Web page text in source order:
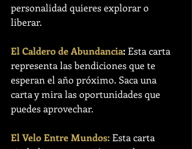
personalidad quieres explorar o
liberar.
El Caldero de Abundancia: Esta carta
representa las bendiciones que te
esperan el año próximo. Saca una
carta y mira las oportunidades que
puedes aprovechar.
El Velo Entre Mundos: Esta carta